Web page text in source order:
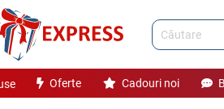
Oferte Cadouri noi